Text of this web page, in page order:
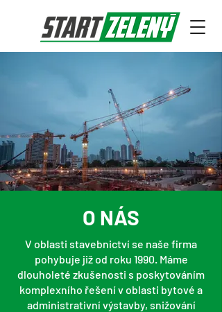
O NÁS
V oblasti stavebnictví se naše firma
pohybuje již od roku 1990. Máme
dlouholeté zkušenosti s poskytováním
komplexního řešení v oblasti bytové a
administrativní výstavby, snižování